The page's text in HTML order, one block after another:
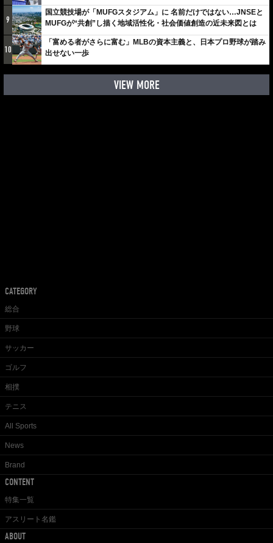
9
国立競技場が「MUFGスタジアム」に 名前だけではない…JNSEと
MUFGが“共創”し描く地域活性化・社会価値創造の近未来図とは
10
「富める者がさらに富む」MLBの資本主義と、日本プロ野球が踏み
出せない一歩
VIEW MORE
CATEGORY
総合
野球
サッカー
ゴルフ
相撲
テニス
All Sports
News
Brand
CONTENT
特集一覧
アスリート名鑑
ABOUT